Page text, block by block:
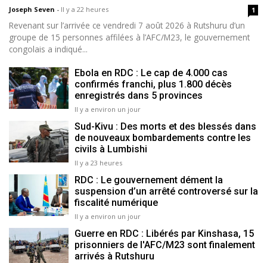
Joseph Seven - Il y a 22 heures 1
Revenant sur l’arrivée ce vendredi 7 août 2026 à Rutshuru d’un
groupe de 15 personnes affilées à l’AFC/M23, le gouvernement
congolais a indiqué...
Ebola en RDC : Le cap de 4.000 cas
confirmés franchi, plus 1.800 décès
enregistrés dans 5 provinces
Il y a environ un jour
Sud-Kivu : Des morts et des blessés dans
de nouveaux bombardements contre les
civils à Lumbishi
Il y a 23 heures
RDC : Le gouvernement dément la
suspension d’un arrêté controversé sur la
fiscalité numérique
Il y a environ un jour
Guerre en RDC : Libérés par Kinshasa, 15
prisonniers de l'AFC/M23 sont finalement
arrivés à Rutshuru